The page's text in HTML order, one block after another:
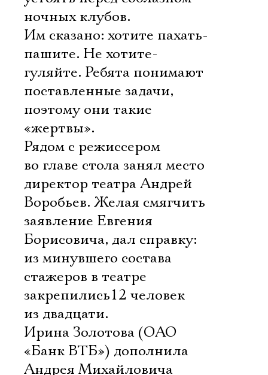
ночных клубов.
Им сказано: хотите пахать-
пашите. Не хотите-
гуляйте. Ребята понимают
поставленные задачи,
поэтому они такие
«жертвы».
Рядом с режиссером
во главе стола занял место
директор театра Андрей
Воробьев. Желая смягчить
заявление Евгения
Борисовича, дал справку:
из минувшего состава
стажеров в театре
закрепились12 человек
из двадцати.
Ирина Золотова (ОАО
«Банк ВТБ») дополнила
Андрея Михайловича